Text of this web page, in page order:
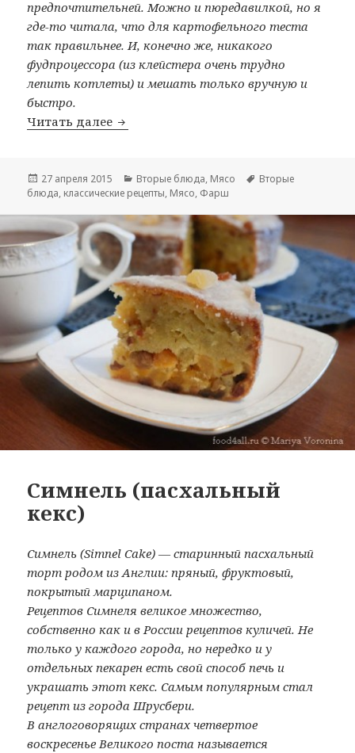
предпочтительней. Можно и пюредавилкой, но я
где-то читала, что для картофельного теста
так правильнее. И, конечно же, никакого
фудпроцессора (из клейстера очень трудно
лепить котлеты) и мешать только вручную и
быстро.
Читать далее Жемайчай
Опубликовано
27 апреля 2015 Рубрики
Вторые блюда, Мясо Метки
Вторые
блюда, классические рецепты, Мясо, Фарш
Симнель (пасхальный
кекс)
Симнель (Simnel Cake) — старинный пасхальный
торт родом из Англии: пряный, фруктовый,
покрытый марципаном.
Рецептов Симнеля великое множество,
собственно как и в России рецептов куличей. Не
только у каждого города, но нередко и у
отдельных пекарен есть свой способ печь и
украшать этот кекс. Самым популярным стал
рецепт из города Шрусбери.
В англоговорящих странах четвертое
воскресенье Великого поста называется